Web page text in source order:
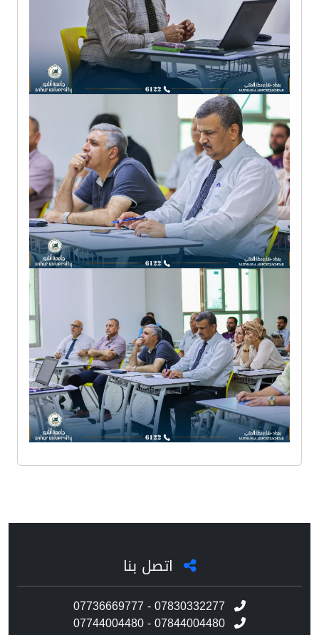
اتصل بنا
07736669777 - 07830332277
07744004480 - 07844004480